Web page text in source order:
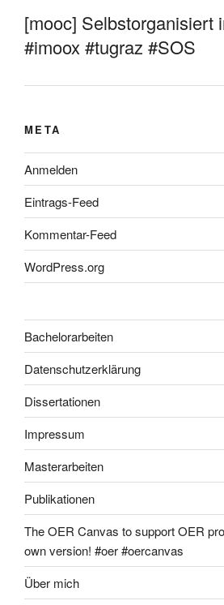
[mooc] Selbstorganisiert
#imoox #tugraz #SOS
META
Anmelden
Eintrags-Feed
Kommentar-Feed
WordPress.org
Bachelorarbeiten
Datenschutzerklärung
Dissertationen
Impressum
Masterarbeiten
Publikationen
The OER Canvas to support OER
own version! #oer #oercanvas
Über mich